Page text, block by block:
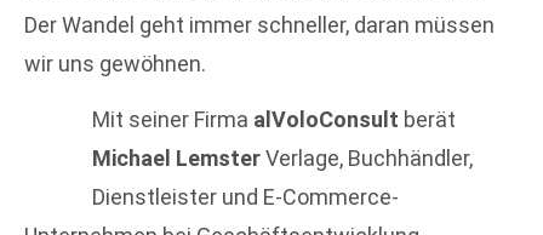
Der Wandel geht immer schneller, daran müssen
wir uns gewöhnen.
Mit seiner Firma alVoloConsult berät
Michael LemsterVerlage, Buchhändler,
Dienstleister und E-Commerce-